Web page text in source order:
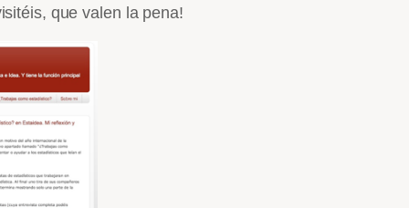
que valen la pena!